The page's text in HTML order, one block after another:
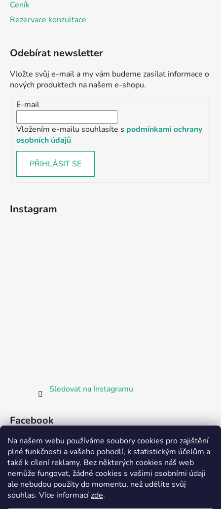
Na našem webu používáme soubory cookies pro zajištění
plné funkčnosti a vašeho pohodlí, k statistickým účelům a
také k cílení reklamy. Bez některých cookies náš web
nemůže fungovat, žádné cookies s vašimi osobními údaji
ale nebudou použity do momentu, než udělíte svůj
souhlas. Více informacízde.
Ceník
Rezervace konzultace
Odebírat newsletter
Vložte svůj e-mail a my vám budeme zasílat informace o
nových produktech na našem e-shopu.
E-mail
Vložením e-mailu souhlasíte s podmínkami ochrany
osobních údajů
PŘIHLÁSIT SE
Instagram
Sledovat na Instagramu
Facebook
Partnerská prodejna Barefoot Plzeň